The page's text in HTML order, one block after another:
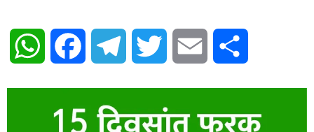
WhatsAppFacebook Telegram Twitter Email